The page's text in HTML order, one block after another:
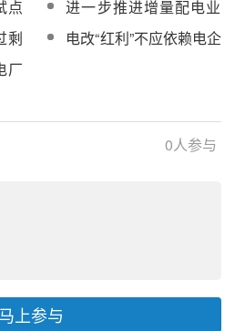
点
进一步推进增量配电业
务改革落地 电改迎来柳
暗花明？
剩
电改“红利”不应依赖电企
厂
0人参与
马上参与